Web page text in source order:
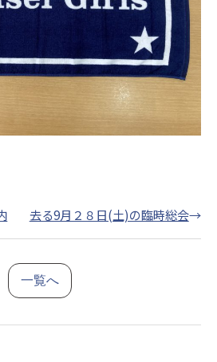
去る9月２８日(土)の臨時総会→
一覧へ